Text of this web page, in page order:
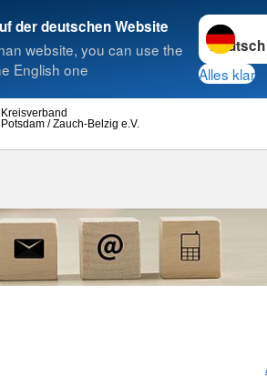
der deutschen Website
website, you can use the
English one
Sprache
Alles klar
Potsdam / Zauch-Belzig e.V.
Kreisverband
Suche